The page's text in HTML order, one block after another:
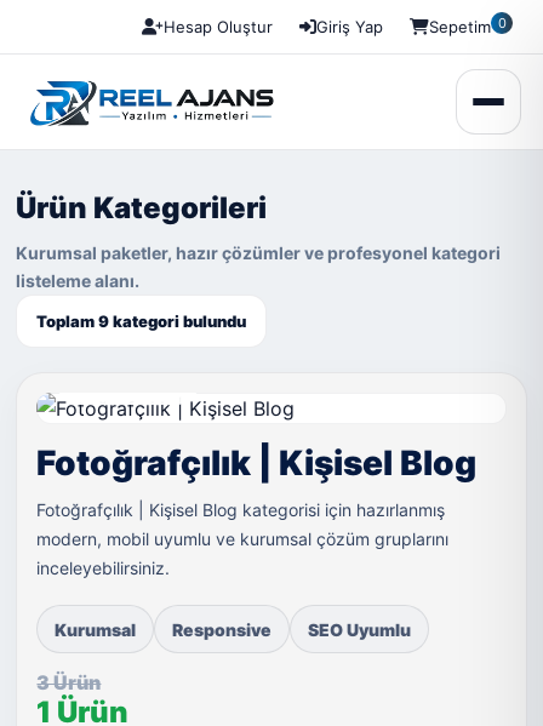
Hesap Oluştur Giriş Yap Sepetim 0
Ürün Kategorileri
Kurumsal paketler, hazır çözümler ve profesyonel kategori
listeleme alanı.
Toplam 9 kategori bulundu
Fotoğrafçılık | Kişisel Blog
Fotoğrafçılık | Kişisel Blog kategorisi için hazırlanmış
modern, mobil uyumlu ve kurumsal çözüm gruplarını
inceleyebilirsiniz.
Kurumsal Responsive SEO Uyumlu
3 Ürün
1 Ürün